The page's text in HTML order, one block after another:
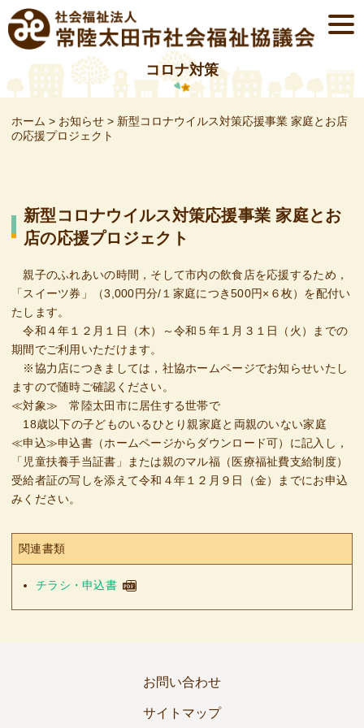
Skip
to
content
コロナ対策
ホーム > お知らせ > 新型コロナウイルス対策応援事業 家庭とお店
の応援プロジェクト
新型コロナウイルス対策応援事業 家庭とお
店の応援プロジェクト
親子のふれあいの時間，そして市内の飲食店を応援するため，
「スイーツ券」（3,000円分/１家庭につき500円×６枚）を配付い
たします。
令和４年１２月１日（木）～令和５年１月３１日（火）までの
期間でご利用いただけます。
※協力店につきましては，社協ホームページでお知らせいたし
ますので随時ご確認ください。
≪対象≫ 常陸太田市に居住する世帯で
18歳以下の子どものいるひとり親家庭と両親のいない家庭
≪申込≫申込書（ホームページからダウンロード可）に記入し，
「児童扶養手当証書」または親のマル福（医療福祉費支給制度）
受給者証の写しを添えて令和４年１２月９日（金）までにお申込
みください。
関連書類
チラシ・申込書
お問い合わせ
サイトマップ